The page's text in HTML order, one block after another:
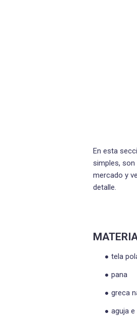
En esta
simples,
mercado y
detalle.
tela
pana
greca
aguja e